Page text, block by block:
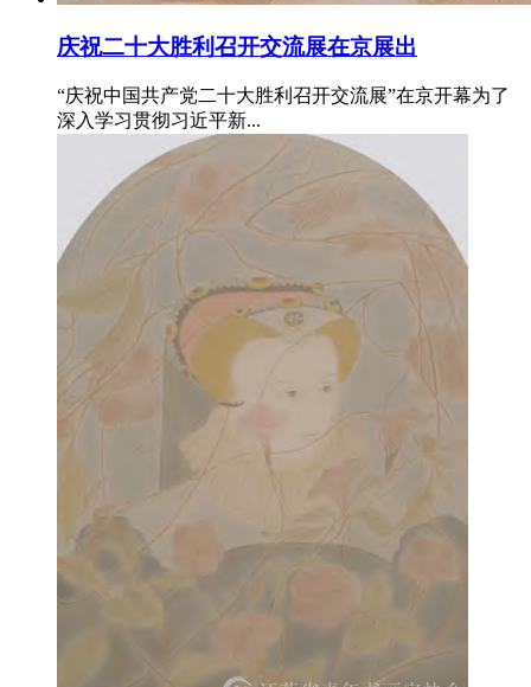
庆祝二十大胜利召开交流展在京展出
“庆祝中国共产党二十大胜利召开交流展”在京开幕为了
深入学习贯彻习近平新...